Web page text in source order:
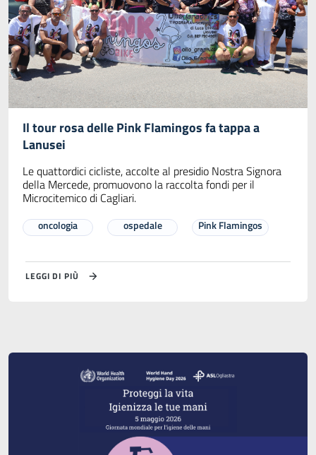
Il tour rosa delle Pink Flamingos fa tappa a
Lanusei
Le quattordici cicliste, accolte al presidio Nostra Signora
della Mercede, promuovono la raccolta fondi per il
Microcitemico di Cagliari.
oncologia ospedale Pink Flamingos
LEGGI DI PIÙ